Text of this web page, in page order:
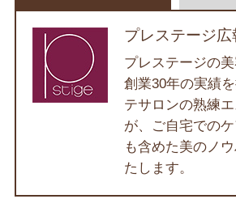
プレステージ広
プレステージの美
創業30年の実績
テサロンの熟練
が、ご自宅での
も含めた美のノ
たします。